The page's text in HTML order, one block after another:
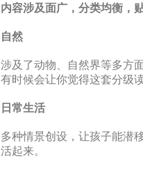
内容涉及面广，分类均衡，
自然
涉及了动物、自然界等多方
有时候会让你觉得这套分级
日常生活
多种情景创设，让孩子能潜
活起来。